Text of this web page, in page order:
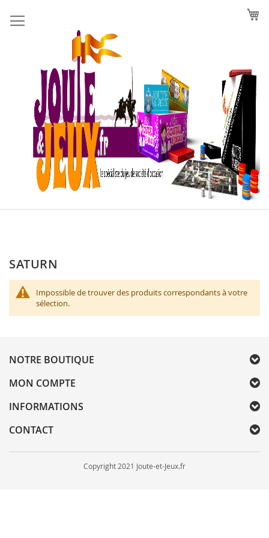
au
contenu
SATURN
Impossible de trouver des produits correspondants à votre
sélection.
NOTRE BOUTIQUE
MON COMPTE
INFORMATIONS
CONTACT
Copyright 2021 Joute-et-Jeux.fr